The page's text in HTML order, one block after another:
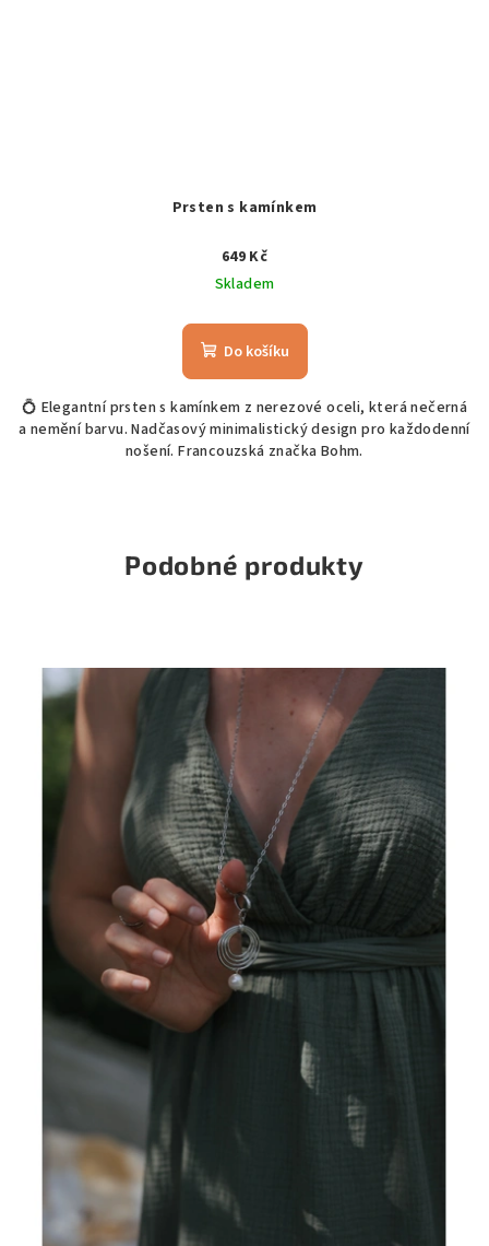
Prsten s kamínkem
649 Kč
Skladem
Do košíku
💍 Elegantní prsten s kamínkem z nerezové oceli, která nečerná
a nemění barvu. Nadčasový minimalistický design pro každodenní
nošení. Francouzská značka Bohm.
Podobné produkty